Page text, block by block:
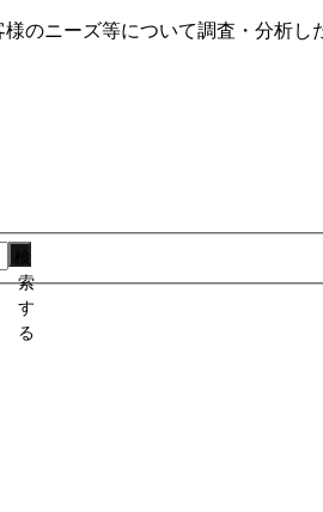
のニーズ等について調査・分析
索
す
る